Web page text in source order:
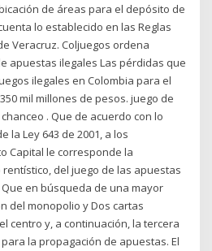
de áreas para el depósito de
lo establecido en las Reglas
Veracruz. Coljuegos ordena
apuestas ilegales Las pérdidas que
ilegales en Colombia para el
mil millones de pesos. juego de
. Que de acuerdo con lo
la Ley 643 de 2001, a los
Capital le corresponde la
del juego de las apuestas
en búsqueda de una mayor
del monopolio y Dos cartas
centro y, a continuación, la tercera
la propagación de apuestas. El